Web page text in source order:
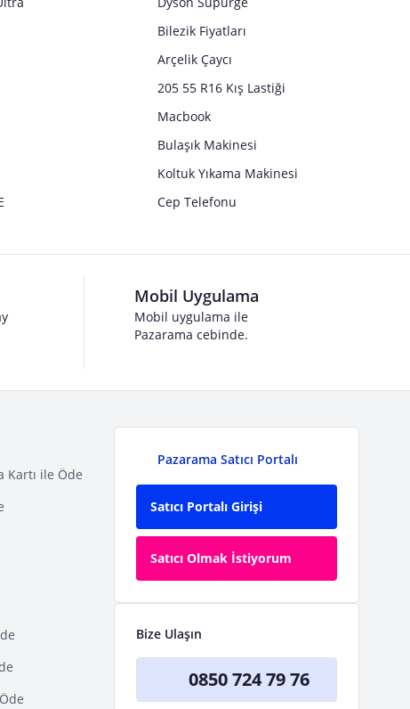
Bilezik Fiyatları
Arçelik Çaycı
205 55 R16 Kış Lastiği
Macbook
Bulaşık Makinesi
Koltuk Yıkama Makinesi
Cep Telefonu
Mobil Uygulama
Mobil uygulama ile
Pazarama cebinde.
Kartı ile Öde
Pazarama Satıcı Portalı
Satıcı Portalı Girişi
Satıcı Olmak İstiyorum
Bize Ulaşın
0850 724 79 76